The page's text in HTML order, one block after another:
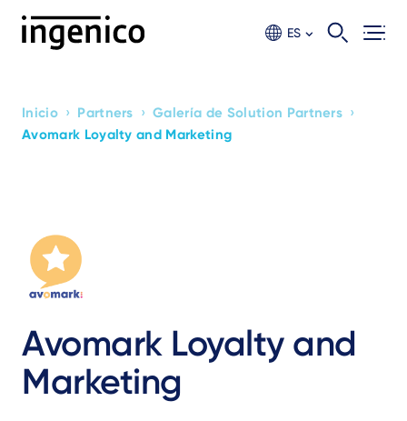
contento
ES
Breadcrumb
Inicio › Partners › Galería de Solution Partners ›
Avomark Loyalty and Marketing
Avomark Loyalty and
Marketing